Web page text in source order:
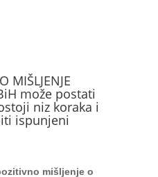
MIŠLJENJE
može postati
niz koraka i
ispunjeni
mišljenje o